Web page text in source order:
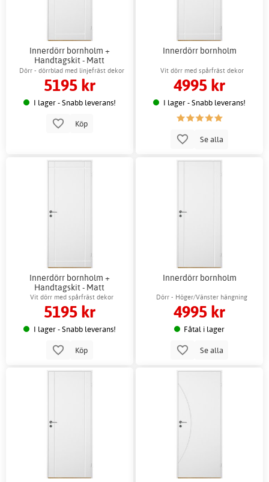
Innerdörr bornholm +
Handtagskit - Matt
Dörr - dörrblad med linjefräst dekor
5195 kr
I lager - Snabb leverans!
Köp
Innerdörr bornholm
Vit dörr med spårfräst dekor
4995 kr
I lager - Snabb leverans!
Se alla
Innerdörr bornholm +
Handtagskit - Matt
Vit dörr med spårfräst dekor
5195 kr
I lager - Snabb leverans!
Köp
Innerdörr bornholm
Dörr - Höger/Vänster hängning
4995 kr
Fåtal i lager
Se alla